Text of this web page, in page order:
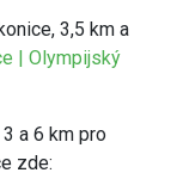
3,5 km a
| Olympijský
a 6 km pro
zde: